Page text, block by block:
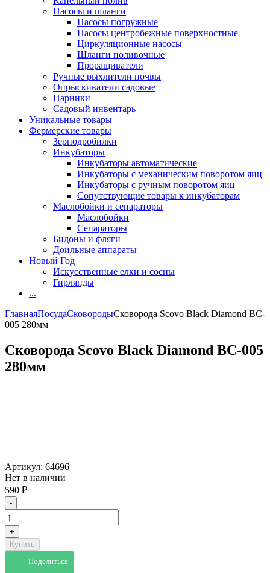
Насосы и шланги
Насосы погружные
Насосы центробежные поверхностные
Циркуляционные насосы
Шланги поливочные
Проращиватели
Ручные рыхлители почвы
Опрыскиватели садовые
Парники
Садовый инвентарь
Уникальные товары
Фермерские товары
Зернодробилки
Инкубаторы
Инкубаторы автоматические
Инкубаторы с механическим поворотом яиц
Инкубаторы с ручным поворотом яиц
Сопутствующие товары к инкубаторам
Маслобойки и сепараторы
Маслобойки
Сепараторы
Бидоны и фляги
Доильные аппараты
Новый Год
Искусственные елки и сосны
Гирлянды
...
ГлавнаяПосудаСковородыСковорода Scovo Black Diamond BC-
005 280мм
Сковорода Scovo Black Diamond BC-005
280мм
Артикул: 64696
Нет в наличии
590 ₽
-
+
Купить
Поделиться